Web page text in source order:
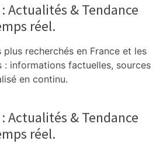
: Actualités & Tendance
réel.
plus recherchés en France et les
: informations factuelles, sources
en continu.
: Actualités & Tendance
réel.